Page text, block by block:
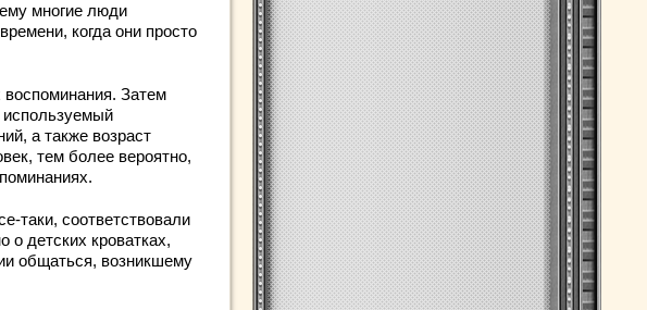
многие люди
когда они просто
воспоминания. Затем
используемый
а также возраст
тем более вероятно,
таки, соответствовали
о детских кроватках,
общаться, возникшему